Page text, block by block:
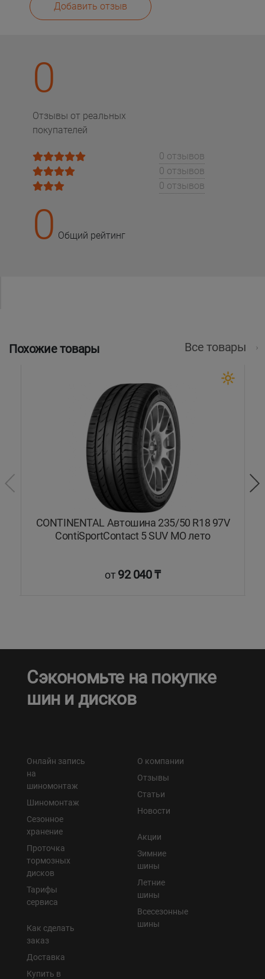
Добавить отзыв
0
Отзывы от реальных
покупателей
0 отзывов
0 отзывов
0 отзывов
0 Общий рейтинг
Похожие товары Все товары
CONTINENTAL Автошина 235/50 R18 97V
ContiSportContact 5 SUV MO лето
от92 040 ₸
Сэкономьте на покупке
шин и дисков
Онлайн запись
на
шиномонтаж
Шиномонтаж
Сезонное
хранение
Проточка
тормозных
дисков
Тарифы
сервиса
Как сделать
заказ
Доставка
Купить в
О компании
Отзывы
Статьи
Новости
Акции
Зимние
шины
Летние
шины
Всесезонные
шины